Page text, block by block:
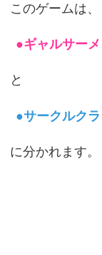
このゲームは、
●ギャルサー
と
●サークルク
に分かれます。